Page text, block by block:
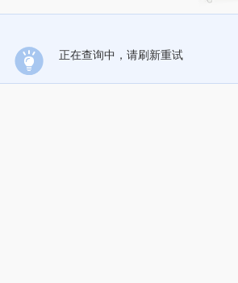
正在查询中，请刷新重试